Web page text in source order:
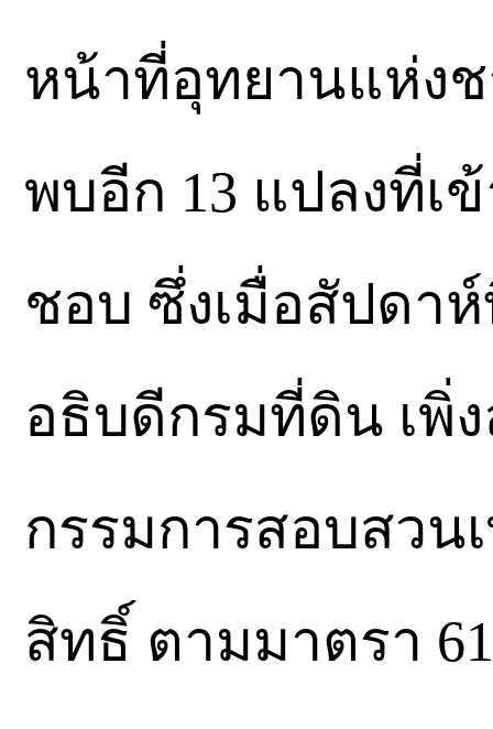
หน้าที่อุทยานแห่ง
พบอีก 13 แปลงที่เ
ชอบ ซึ่งเมื่อสัปดา
อธิบดีกรมที่ดิน เพิ่
กรรมการสอบสวน
สิทธิ์ ตามมาตรา